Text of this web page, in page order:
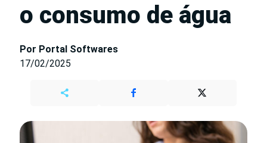
o consumo de água
Por Portal Softwares
17/02/2025